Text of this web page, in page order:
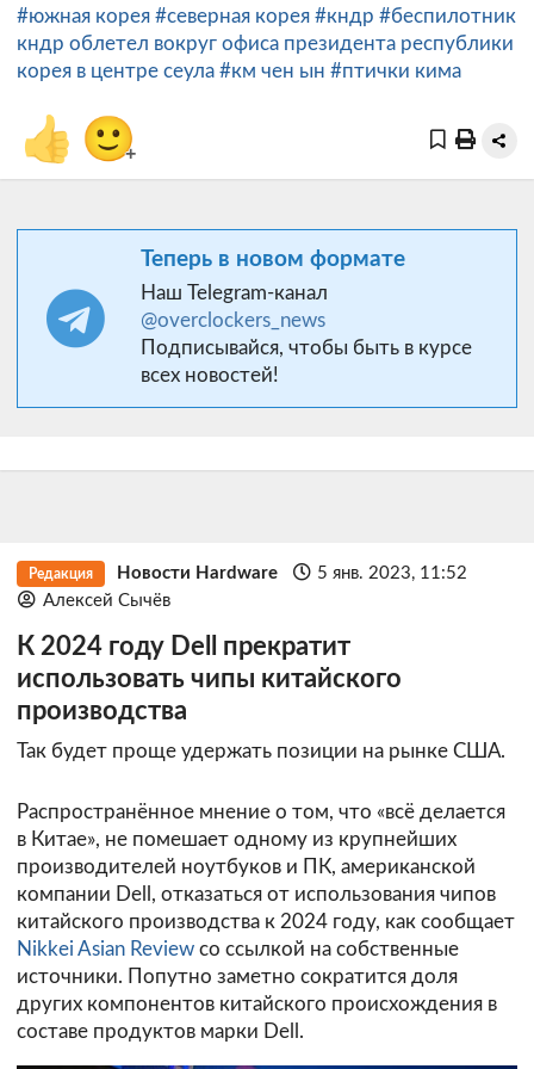
#южная корея #северная корея #кндр #беспилотник
кндр облетел вокруг офиса президента республики
корея в центре сеула #км чен ын #птички кима
👍 🙂+
Теперь в новом формате
Наш Telegram-канал
@overclockers_news
Подписывайся, чтобы быть в курсе
всех новостей!
Редакция Новости Hardware
5 янв. 2023, 11:52
Алексей Сычёв
К 2024 году Dell прекратит
использовать чипы китайского
производства
Так будет проще удержать позиции на рынке США.
Распространённое мнение о том, что «всё делается
в Китае», не помешает одному из крупнейших
производителей ноутбуков и ПК, американской
компании Dell, отказаться от использования чипов
китайского производства к 2024 году, как сообщает
Nikkei Asian Review со ссылкой на собственные
источники. Попутно заметно сократится доля
других компонентов китайского происхождения в
составе продуктов марки Dell.